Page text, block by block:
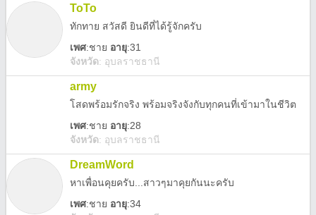
ToTo
ทักทาย สวัสดี ยินดีที่ได้รู้จักครับ
เพศ:ชาย อายุ:31
จังหวัด: อุบลราชธานี
army
โสดพร้อมรักจริง พร้อมจริงจังกับทุกคนที่เข้ามาในชีวิต
เพศ:ชาย อายุ:28
จังหวัด: อุบลราชธานี
DreamWord
หาเพื่อนคุยครับ...สาวๆมาคุยกันนะครับ
เพศ:ชาย อายุ:34